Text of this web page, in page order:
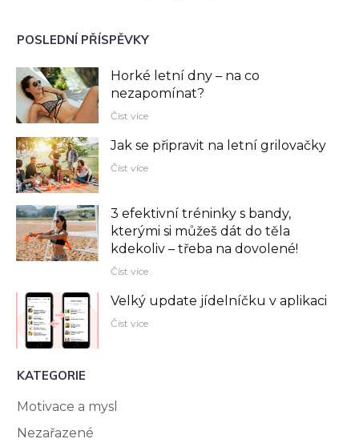
POSLEDNÍ PŘÍSPĚVKY
Horké letní dny – na co
nezapomínat?
Číst více
Jak se připravit na letní grilovačky
Číst více
3 efektivní tréninky s bandy,
kterými si můžeš dát do těla
kdekoliv –⁠ třeba na dovolené!
Číst více
Velký update jídelníčku v aplikaci
Číst více
KATEGORIE
Motivace a mysl
Nezařazené